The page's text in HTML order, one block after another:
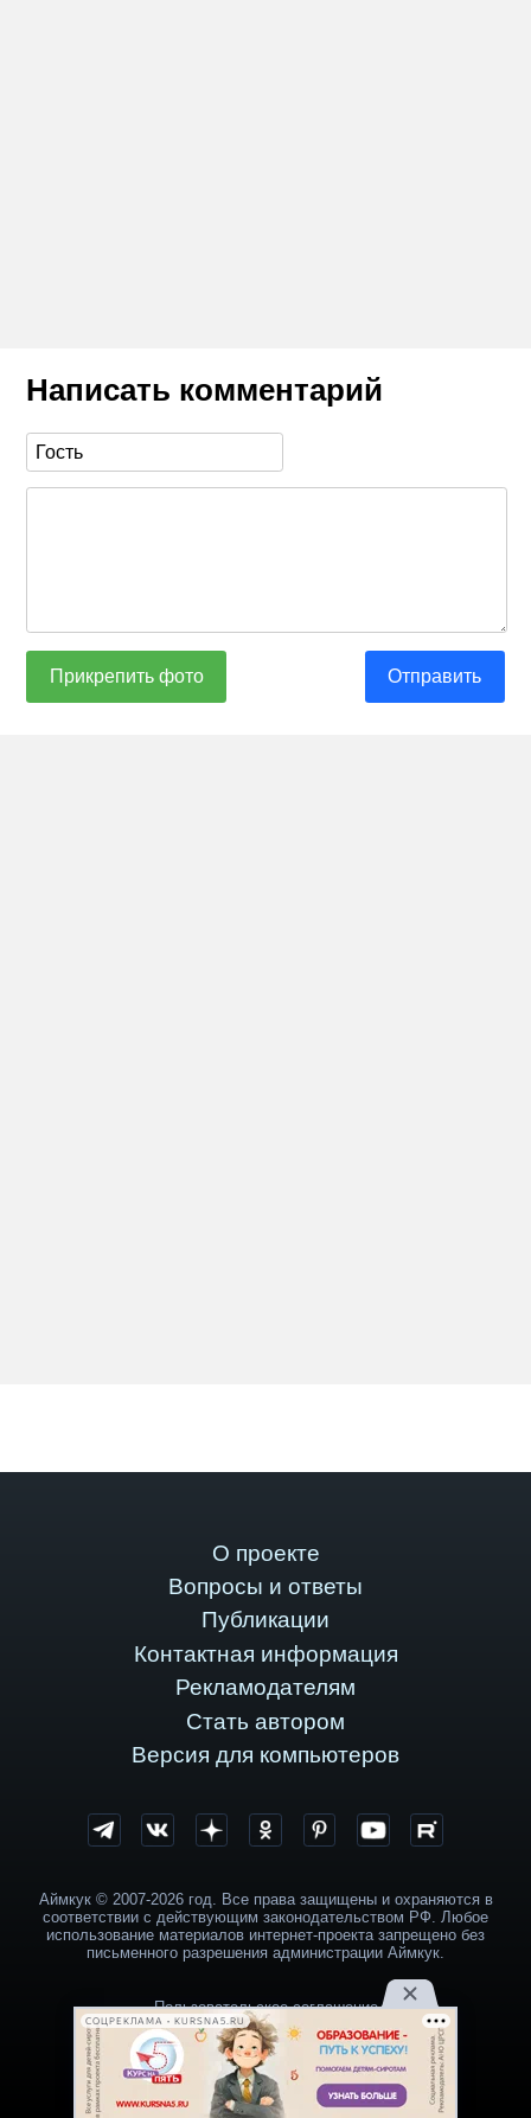
Написать комментарий
Прикрепить фото Отправить
О проекте
Вопросы и ответы
Публикации
Контактная информация
Рекламодателям
Стать автором
Версия для компьютеров
Аймкук © 2007-2026 год. Все права защищены и охраняются в
соответствии с действующим законодательством РФ. Любое
использование материалов интернет-проекта запрещено без
письменного разрешения администрации Аймкук.
Пользовательское соглашение
Политика обработки персональных данных
СОЦРЕКЛАМА • KURSNA5.RU